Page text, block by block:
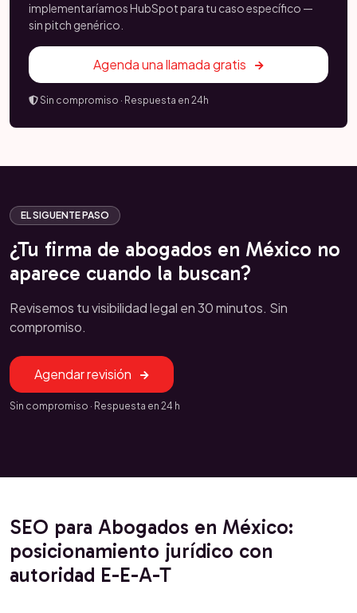
implementaríamos HubSpot para tu caso específico —
sin pitch genérico.
Agenda una llamada gratis
Sin compromiso · Respuesta en 24h
EL SIGUENTE PASO
¿Tu firma de abogados en México no
aparece cuando la buscan?
Revisemos tu visibilidad legal en 30 minutos. Sin
compromiso.
Agendar revisión
Sin compromiso · Respuesta en 24 h
SEO para Abogados en México:
posicionamiento jurídico con
autoridad E-E-A-T